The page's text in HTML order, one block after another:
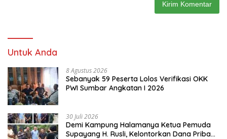
Untuk Anda
8 Agustus 2026
Sebanyak 59 Peserta Lolos Verifikasi OKK
PWI Sumbar Angkatan I 2026
30 Juli 2026
Demi Kampung Halamanya Ketua Pemuda
Supayang H. Rusli, Kelontorkan Dana Pribadi